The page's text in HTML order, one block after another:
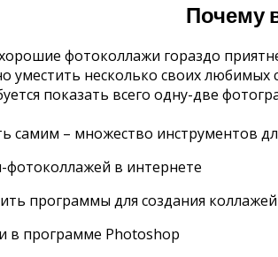
Почему
фотоколлажи гораздо
несколько своих любимых
показать всего одну-две
самим – множество инструментов
в интернете
программы для создания коллажей
в программе Photoshop